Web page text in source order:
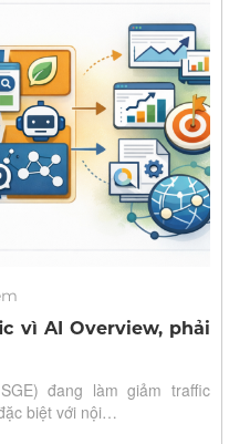
vì AI Overview, phải
đang làm giảm traffic
biệt với nội…